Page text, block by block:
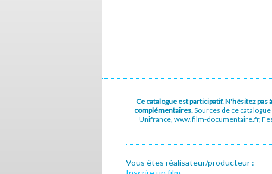
Ce catalogue est participatif. N'hésitez
complémentaires.Sources de ce
Unifrance, www.film-documentaire.fr,
Vous êtes réalisateur/producteur :